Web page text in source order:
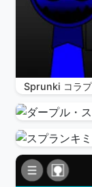
Sprunki コラ